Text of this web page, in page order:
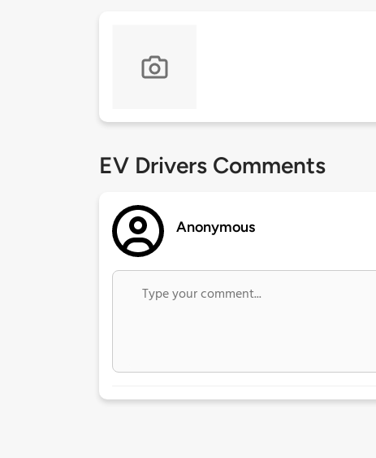
EV Drivers Comments
Anonymous